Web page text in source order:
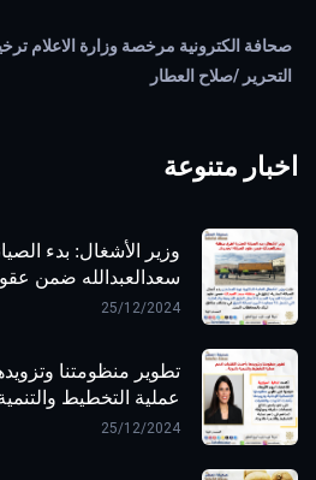
التحرير /صلاح العطار
اخبار متنوعة
وزير الأشغال: بدء
سعدالعبدالله ضمن
25/12/2024
تطوير منظومتنا
عملية التخطيط
25/12/2024